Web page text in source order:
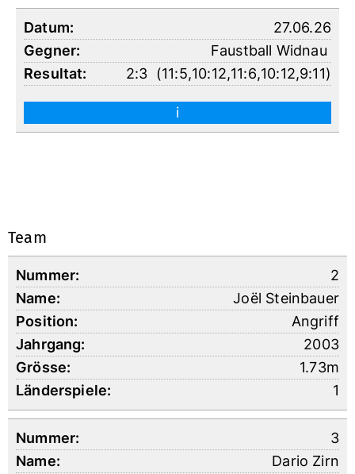
27.06.26
Faustball Widnau
2:3 (11:5,10:12,11:6,10:12,9:11)
i
Team
2
Joël Steinbauer
Angriff
2003
1.73m
1
3
Dario Zirn